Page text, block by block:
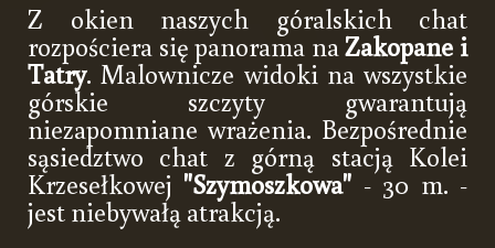
Z okien naszych góralskich chat
rozpościera się panorama naZakopane i
Tatry. Malownicze widoki na wszystkie
górskie szczyty gwarantują
niezapomniane wrażenia. Bezpośrednie
sąsiedztwo chat z górną stacją Kolei
Krzesełkowej "Szymoszkowa" - 30 m. -
jest niebywałą atrakcją.